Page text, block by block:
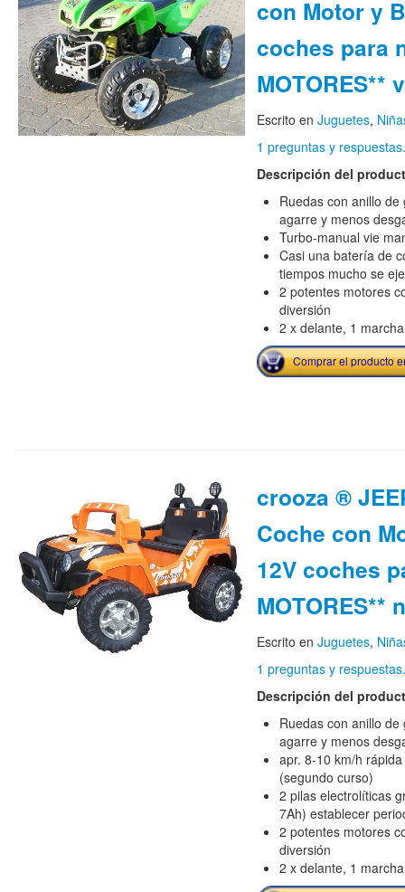
con Motor y
coches para
MOTORES**
Escrito en Juguetes,
1 preguntas y respuestas.
Descripción del
Ruedas con anillo
agarre y menos
Turbo-manual vie
Casi una batería de
tiempos mucho se
2 potentes motores
diversión
2 x delante, 1
Comprar el producto
crooza ®
Coche con
12V coches
MOTORES**
Escrito en Juguetes,
1 preguntas y respuestas.
Descripción del
Ruedas con anillo
agarre y menos
apr. 8-10 km/h
(segundo curso)
2 pilas electrolíticas
7Ah) establecer
2 potentes motores
diversión
2 x delante, 1